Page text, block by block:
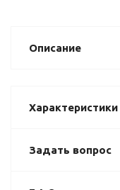
Описание
Характеристики
Задать вопрос